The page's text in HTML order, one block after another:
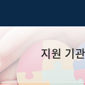
지원 기관